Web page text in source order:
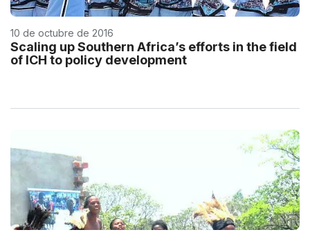
10 de octubre de 2016
Scaling up Southern Africa’s efforts in the field
of ICH to policy development